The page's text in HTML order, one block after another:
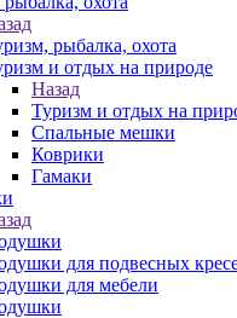
рыбалка, охота
и отдых на природе
Назад
Туризм и отдых на
Спальные мешки
Коврики
Гамаки
для подвесных
для мебели